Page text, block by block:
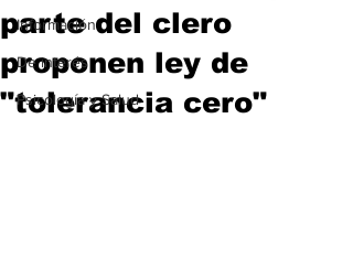
Información
De interés
Psicología y Salud
parte del clero
proponen ley de
"tolerancia cero"